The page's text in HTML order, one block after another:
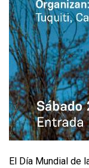
El Día Mundial de